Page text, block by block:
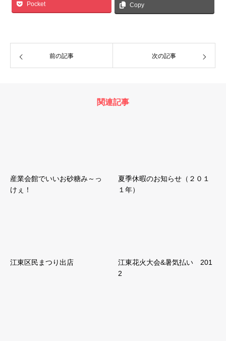
Pocket Copy
前の記事 次の記事
関連記事
産業会館でいいお砂糖み～っ
けぇ！
夏季休暇のお知らせ（２０１
１年）
江東区民まつり出店
江東花火大会&暑気払い 201
2